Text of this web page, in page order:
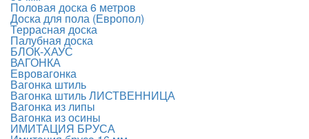
Половая доска 6 метров
Доска для пола (Европол)
Террасная доска
Палубная доска
БЛОК-ХАУС
ВАГОНКА
Евровагонка
Вагонка штиль
Вагонка штиль ЛИСТВЕННИЦА
Вагонка из липы
Вагонка из осины
ИМИТАЦИЯ БРУСА